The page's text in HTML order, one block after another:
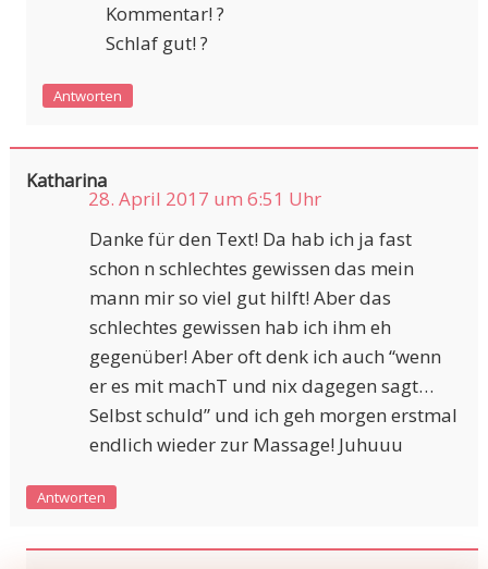
Kommentar! ?
Schlaf gut! ?
Antworten
Katharina
28. April 2017 um 6:51 Uhr
Danke für den Text! Da hab ich ja fast
schon n schlechtes gewissen das mein
mann mir so viel gut hilft! Aber das
schlechtes gewissen hab ich ihm eh
gegenüber! Aber oft denk ich auch “wenn
er es mit machT und nix dagegen sagt…
Selbst schuld” und ich geh morgen erstmal
endlich wieder zur Massage! Juhuuu
Antworten